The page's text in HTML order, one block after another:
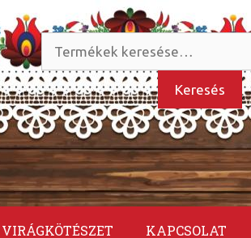
Keresés
a
következőre:
Keresés
VIRÁGKÖTÉSZET KAPCSOLAT